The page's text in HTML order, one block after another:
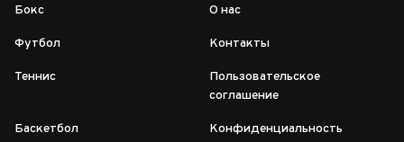
Бокс
Футбол
Теннис
Баскетбол
О нас
Контакты
Пользовательское
соглашение
Конфиденциальность